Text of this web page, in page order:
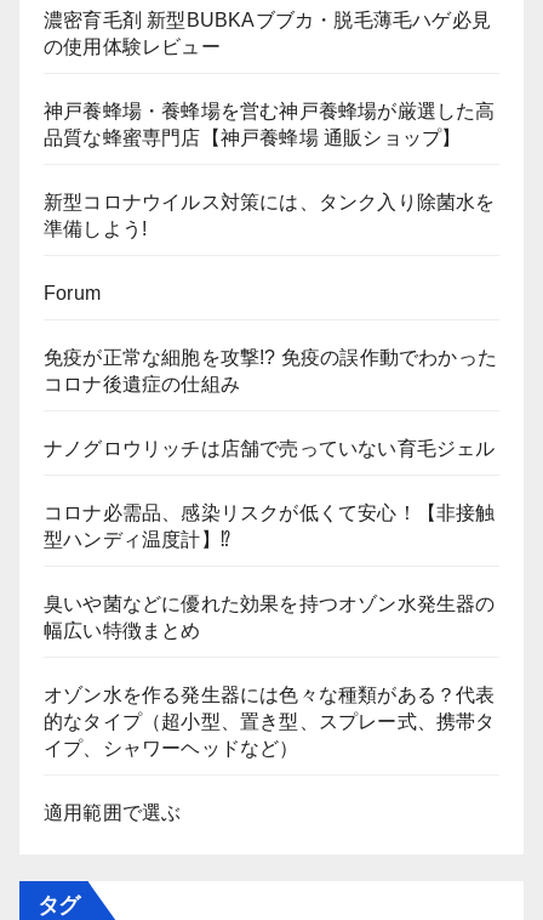
濃密育毛剤 新型BUBKAブブカ・脱毛薄毛ハゲ必見
の使用体験レビュー
神戸養蜂場・養蜂場を営む神戸養蜂場が厳選した高
品質な蜂蜜専門店【神戸養蜂場 通販ショップ】
新型コロナウイルス対策には、タンク入り除菌水を
準備しよう!
Forum
免疫が正常な細胞を攻撃!? 免疫の誤作動でわかった
コロナ後遺症の仕組み
ナノグロウリッチは店舗で売っていない育毛ジェル
コロナ必需品、感染リスクが低くて安心！【非接触
型ハンディ温度計】⁉
臭いや菌などに優れた効果を持つオゾン水発生器の
幅広い特徴まとめ
オゾン水を作る発生器には色々な種類がある？代表
的なタイプ（超小型、置き型、スプレー式、携帯タ
イプ、シャワーヘッドなど）
適用範囲で選ぶ
タグ